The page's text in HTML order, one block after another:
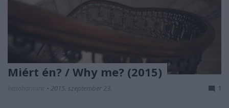
Miért én? / Why me? (2015)
• 2015. szeptember 23. 1